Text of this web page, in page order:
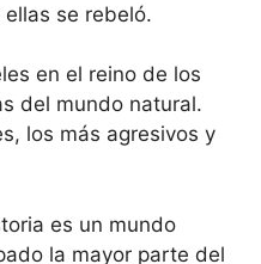
se rebeló.
en el reino de los
del mundo natural.
los más agresivos y
es un mundo
la mayor parte del